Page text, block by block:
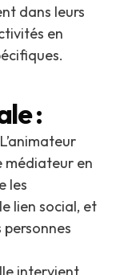
dans leurs
en
:
L’animateur
médiateur en
les
lien social, et